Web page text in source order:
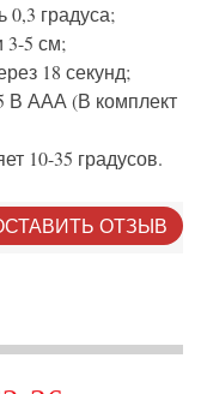
0,3 градуса;
3-5 см;
18 секунд;
В ААА (В комплект
10-35 градусов.
ОТЗЫВ